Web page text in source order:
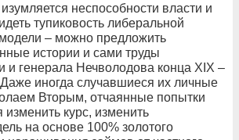
неспособности власти и
тупиковость либеральной
– можно предложить
истории и сами труды
и генерала Нечволодова конца ХIХ –
иногда случавшиеся их личные
Вторым, отчаянные попытки
изменить курс, изменить
на основе 100% золотого